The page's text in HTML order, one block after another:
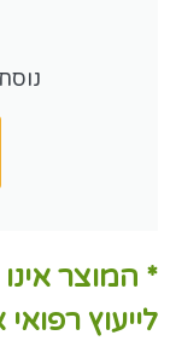
* המוצר
לייעוץ